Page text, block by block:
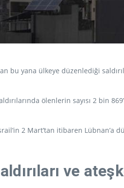
bu yana ülkeye düzenlediği
ölenlerin sayısı 2 bin
İsrail’in 2 Mart’tan itibaren
ve